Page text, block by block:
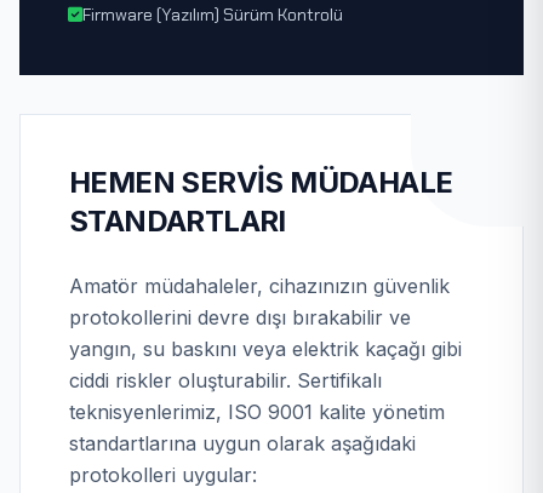
Firmware (Yazılım) Sürüm Kontrolü
HEMEN SERVIS MÜDAHALE
STANDARTLARI
Amatör müdahaleler, cihazınızın güvenlik
protokollerini devre dışı bırakabilir ve
yangın, su baskını veya elektrik kaçağı gibi
ciddi riskler oluşturabilir. Sertifikalı
teknisyenlerimiz, ISO 9001 kalite yönetim
standartlarına uygun olarak aşağıdaki
protokolleri uygular: